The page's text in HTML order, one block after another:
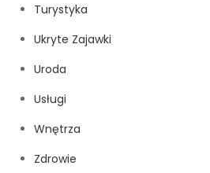
Turystyka
Ukryte Zajawki
Uroda
Usługi
Wnętrza
Zdrowie